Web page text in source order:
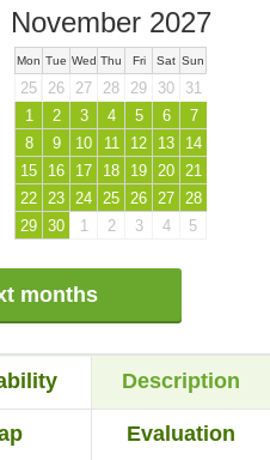
November 2027
Mon Tue Wed Thu Fri Sat Sun
25 26 27 28 29 30
31
1
2 3 4 5 6
7
8
9 10 11 12 13
14
15
16 17 18 19 20 21
22 23 24 25 26 27 28
29 30 1 2 3 4 5
months
Description
Evaluation